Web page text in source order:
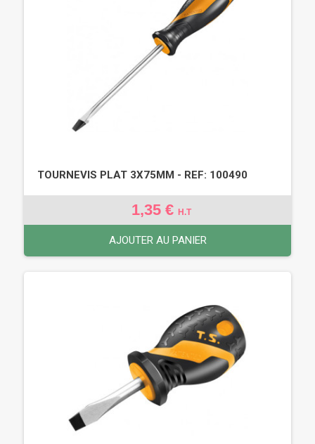
TOURNEVIS PLAT 3X75MM - REF: 100490
1,35 € H.T
AJOUTER AU PANIER